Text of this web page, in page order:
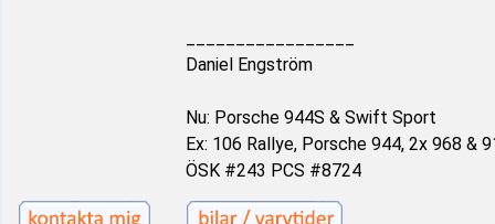
Daniel Engström
Nu: Porsche 944S & Swift Sport
Ex: 106 Rallye, Porsche 944, 2x 968 &
ÖSK #243 PCS #8724